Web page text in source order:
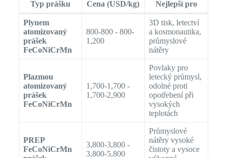
Typ prášku Cena (USD/kg) Nejlepší pro
Plynem
atomizovaný
prášek
FeCoNiCrMn
800-800 - 800-
1,200
3D tisk, letectví
a kosmonautika,
průmyslové
nátěry
Plazmou
atomizovaný
prášek
FeCoNiCrMn
1,700-1,700 -
1,700-2,900
Povlaky pro
letecký průmysl,
odolné proti
opotřebení při
vysokých
teplotách
PREP
FeCoNiCrMn
3,800-3,800 -
3,800-5,800
Průmyslové
nátěry vysoké
čistoty a vysoce